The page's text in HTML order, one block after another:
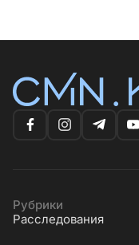
Рубрики
Расследования